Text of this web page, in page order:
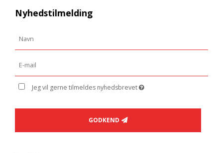
Nyhedstilmelding
Jeg vil gerne tilmeldes nyhedsbrevet
GODKEND